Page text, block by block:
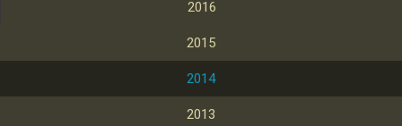
2016
2015
2014
2013
I Komunia święta